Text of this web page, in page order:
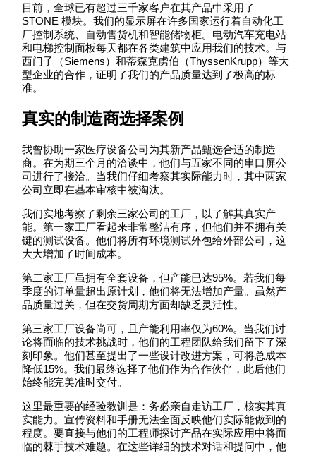
目前，全球已有超过三千家客户在其产品中采用了
STONE 模块。我们的显示屏在许多国家运行着自动化工
厂控制系统、自动售货机和智能储物柜。电动汽车充电站
和电梯控制面板每天都在各类建筑中应用我们的技术。与
西门子（Siemens）和蒂森克虏伯（ThyssenKrupp）等大
型企业的合作，证明了我们的产品质量达到了极高的标
准。
真实的制造商选择案例
我曾协助一家医疗设备公司为其新产品甄选合适的制造
商。在为期三个月的洽谈中，他们与五家不同的串口屏公
司进行了接洽。当我们仔细考察其实际能力时，其中两家
公司立即在基本审核中被淘汰。
我们实地考察了剩余三家公司的工厂，以了解其真实产
能。第一家工厂看起来非常整洁有序，但他们并不拥有关
键的测试设备。他们将所有环境测试外包给外部公司，这
大大增加了时间成本。
第二家工厂虽拥有全套设备，但产能已达95%。若我们每
季度的订单量超出原计划，他们将无法增加产量。虽然产
品质量过关，但在交货周期方面却缺乏灵活性。
第三家工厂设备尚可，且产能利用率仅为60%。当我们讨
论将面临的技术挑战时，他们的工程团队给我们留下了深
刻印象。他们甚至提出了一些设计改进方案，可将总成本
降低15%。我们最终选择了他们作为合作伙伴，此后他们
始终能完美准时交付。
这里最重要的经验教训是：务必亲自走访工厂，核实其真
实能力。宣传资料和手册无法全面反映他们实际能做到的
程度。要直接与他们的工程师探讨产品在实际应用中将面
临的棘手技术难题。在这些详细的技术对话和提问中，他